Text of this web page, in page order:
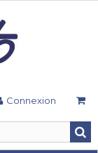
Connexion